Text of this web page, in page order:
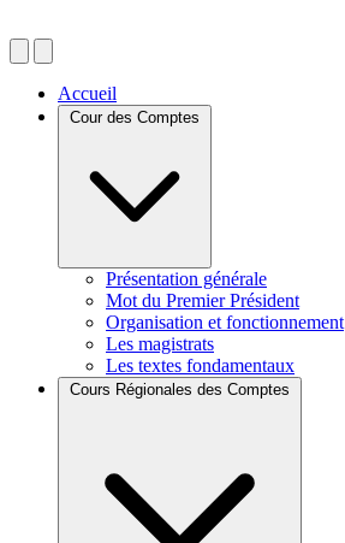
Accueil
Présentation générale
Mot du Premier Président
Organisation et fonctionnement
Les magistrats
Les textes fondamentaux